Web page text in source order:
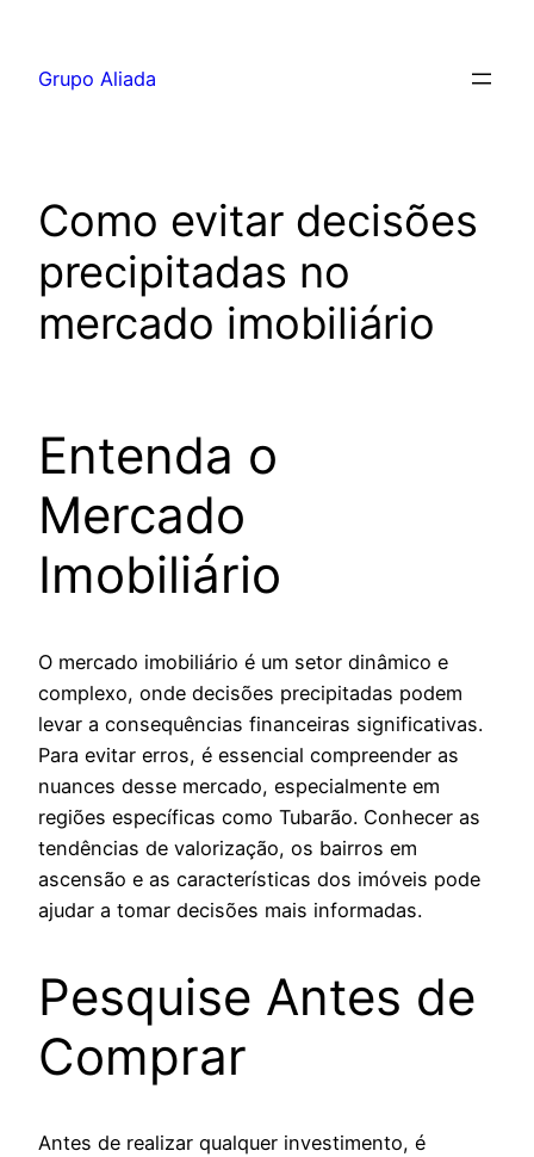
Grupo Aliada
Como evitar decisões
precipitadas no
mercado imobiliário
Entenda o
Mercado
Imobiliário
O mercado imobiliário é um setor dinâmico e
complexo, onde decisões precipitadas podem
levar a consequências financeiras significativas.
Para evitar erros, é essencial compreender as
nuances desse mercado, especialmente em
regiões específicas como Tubarão. Conhecer as
tendências de valorização, os bairros em
ascensão e as características dos imóveis pode
ajudar a tomar decisões mais informadas.
Pesquise Antes de
Comprar
Antes de realizar qualquer investimento, é